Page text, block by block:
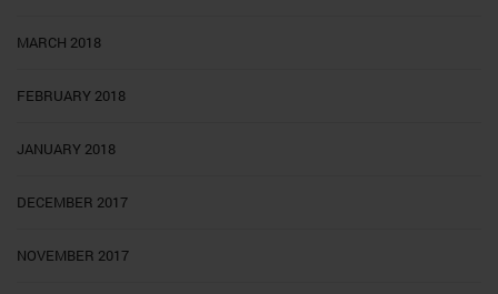
MARCH 2018
FEBRUARY 2018
JANUARY 2018
DECEMBER 2017
NOVEMBER 2017